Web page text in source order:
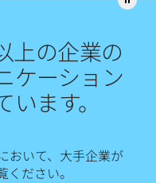
上の企業の
ケーション
ます。
おいて、大手企業が
ださい。